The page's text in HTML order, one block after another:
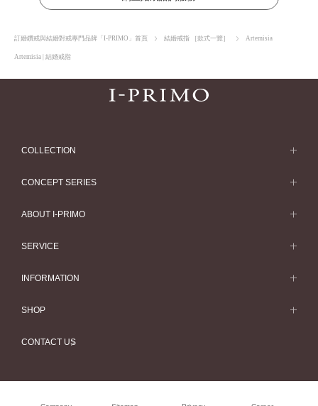
訂婚鑽戒與結婚對戒專門品牌「I-PRIMO」首頁 結婚戒指 ［款式一覽］ Artemisia
Artemisia | 結婚戒指
COLLECTION
結婚套戒
結婚套戒一覽
CONCEPT SERIES
HATSUSORA
Suwaha
ABOUT I-PRIMO
SERVICE
售後服務
INFORMATION
最新情報
SHOP
CONTACT US